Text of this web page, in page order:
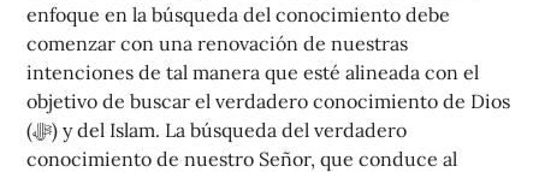
enfoque en la búsqueda del conocimiento debe
comenzar con una renovación de nuestras
intenciones de tal manera que esté alineada con el
objetivo de buscar el verdadero conocimiento de Dios
(ﷻ) y del Islam. La búsqueda del verdadero
conocimiento de nuestro Señor, que conduce al